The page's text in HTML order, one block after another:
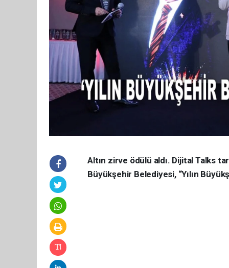
Altın zirve ödülü aldı. Dijital Talks
Büyükşehir Belediyesi, “Yılın